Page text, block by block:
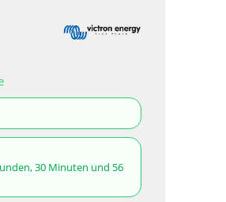
30 Minuten und 55